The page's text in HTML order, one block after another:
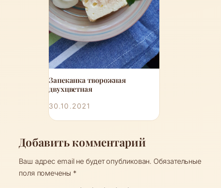
Запеканка творожная
двухцветная
30.10.2021
Добавить комментарий
Ваш адрес email не будет опубликован. Обязательные
поля помечены *